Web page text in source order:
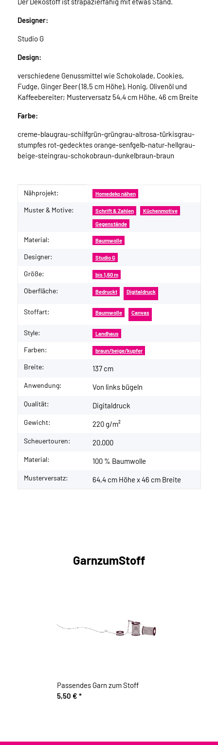
Designer:
Studio G
Design:
verschiedene Genussmittel wie Schokolade, Cookies,
Fudge, Ginger Beer (18,5 cm Höhe), Honig, Olivenöl und
Kaffeebereiter; Musterversatz 54,4 cm Höhe, 46 cm Breite
Farbe:
creme-blaugrau-schilfgrün-grüngrau-altrosa-türkisgrau-
stumpfes rot-gedecktes orange-senfgelb-natur-hellgrau-
beige-steingrau-schokobraun-dunkelbraun-braun
Produkteigenschaft
Wert
Nähprojekt: Homedeko nähen
Muster & Motive: Schrift & Zahlen Küchenmotive
Gegenstände
Material: Baumwolle
Designer: Studio G
Größe: bis 1,60 m
Oberfläche: Bedruckt Digitaldruck
Stoffart: Baumwolle Canvas
Style: Landhaus
Farben: braun/beige/kupfer
Breite: 137 cm
Anwendung: Von links bügeln
Qualität: Digitaldruck
Gewicht: 220 g/m²
Scheuertouren: 20.000
Material: 100 % Baumwolle
Musterversatz: 64,4 cm Höhe x 46 cm Breite
GarnzumStoff
Passendes Garn zum Stoff
5,50 € *